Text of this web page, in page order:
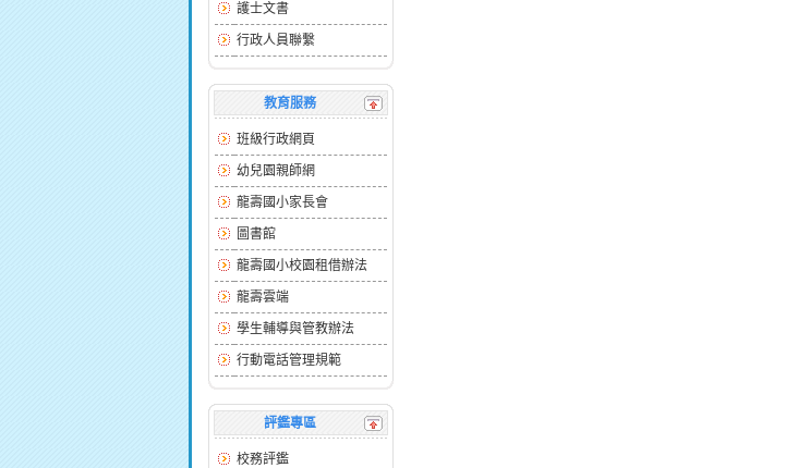
護士文書
行政人員聯繫
教育服務
班級行政網頁
幼兒園親師網
龍壽國小家長會
圖書館
龍壽國小校園租借辦法
龍壽雲端
學生輔導與管教辦法
行動電話管理規範
評鑑專區
校務評鑑